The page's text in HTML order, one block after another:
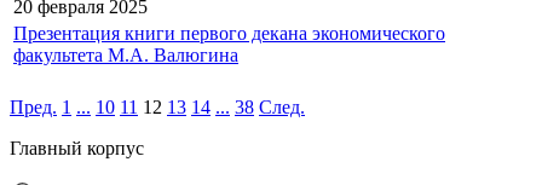
20 февраля 2025
Презентация книги первого декана экономического
факультета М.А. Валюгина
Пред. 1 ... 10 11 12 13 14 ... 38 След.
Главный корпус